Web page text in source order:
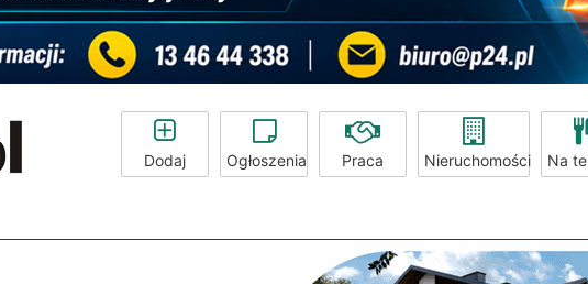
Dodaj Ogłoszenia Praca Nieruchomości Na